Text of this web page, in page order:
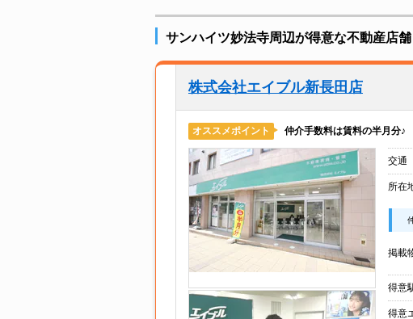
サンハイツ妙法寺周辺が得意な不動産店舗
株式会社エイブル新長田店
オススメポイント 仲介手数料は賃料の半月分♪
交通
所在
掲載
得意
得意